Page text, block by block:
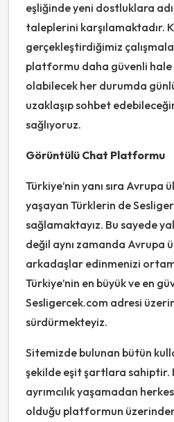
eşliğinde yeni dostluklara
taleplerini karşılamaktadır.
gerçekleştirdiğimiz
platformu daha güvenli hale
olabilecek her durumda
uzaklaşıp sohbet
sağlıyoruz.
Görüntülü Chat Platformu
Türkiye’nin yanı sıra Avrupa
yaşayan Türklerin de
sağlamaktayız. Bu sayede
değil aynı zamanda Avrupa
arkadaşlar edinmenizi
Türkiye’nin en büyük ve en
Sesligercek.com adresi
sürdürmekteyiz.
Sitemizde bulunan bütün
şekilde eşit şartlara sahiptir.
ayrımcılık yaşamadan
olduğu platformun